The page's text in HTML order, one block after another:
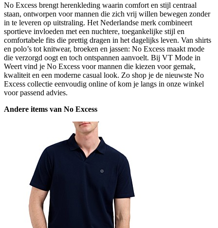
No Excess brengt herenkleding waarin comfort en stijl centraal
staan, ontworpen voor mannen die zich vrij willen bewegen zonder
in te leveren op uitstraling. Het Nederlandse merk combineert
sportieve invloeden met een nuchtere, toegankelijke stijl en
comfortabele fits die prettig dragen in het dagelijks leven. Van shirts
en polo’s tot knitwear, broeken en jassen: No Excess maakt mode
die verzorgd oogt en toch ontspannen aanvoelt. Bij VT Mode in
Weert vind je No Excess voor mannen die kiezen voor gemak,
kwaliteit en een moderne casual look. Zo shop je de nieuwste No
Excess collectie eenvoudig online of kom je langs in onze winkel
voor passend advies.
Andere items van No Excess